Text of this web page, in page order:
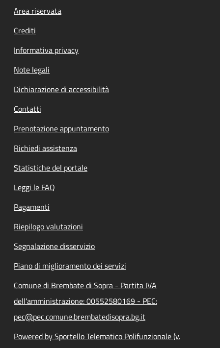
Footer menu
Area riservata
Crediti
Informativa privacy
Note legali
Dichiarazione di accessibilità
Contatti
Prenotazione appuntamento
Richiedi assistenza
Statistiche del portale
Leggi le FAQ
Pagamenti
Riepilogo valutazioni
Segnalazione disservizio
Piano di miglioramento dei servizi
Comune di Brembate di Sopra - Partita IVA
dell'amministrazione: 00552580169 - PEC:
pec@pec.comune.brembatedisopra.bg.it
Powered by Sportello Telematico Polifunzionale (v.